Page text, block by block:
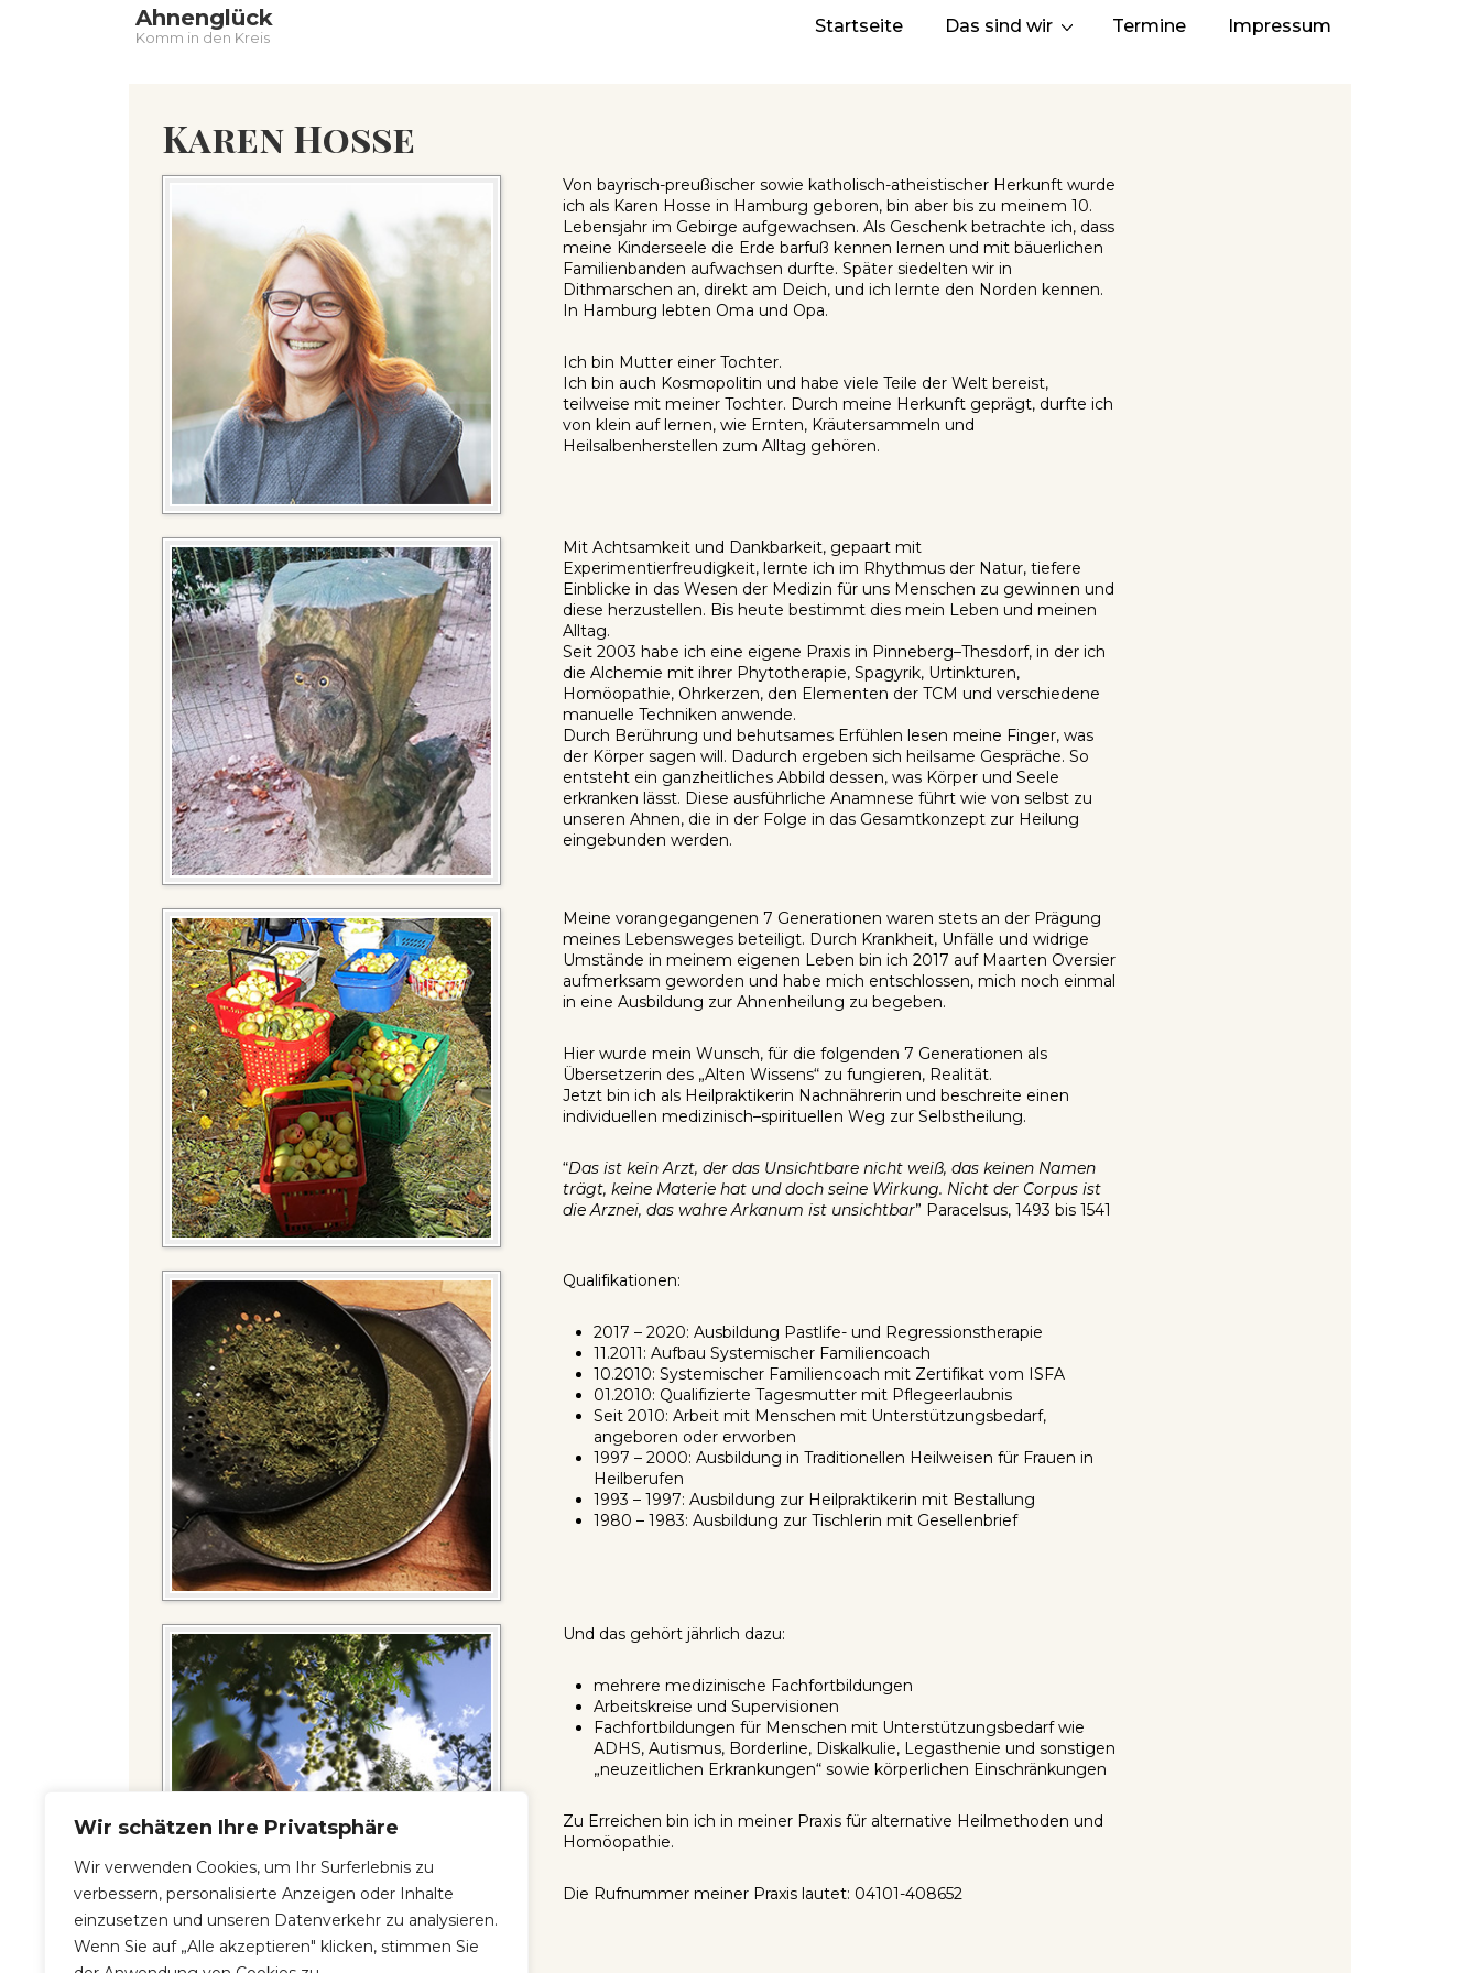
Wir schätzen Ihre Privatsphäre
Wir verwenden Cookies, um Ihr Surferlebnis zu
verbessern, personalisierte Anzeigen oder Inhalte
einzusetzen und unseren Datenverkehr zu analysieren.
Wenn Sie auf „Alle akzeptieren" klicken, stimmen Sie
Ahnenglück
Komm in den Kreis
Startseite Das sind wir Termine Impressum
Karen Hosse
Von bayrisch-preußischer sowie katholisch-atheistischer Herkunft wurde
ich als Karen Hosse in Hamburg geboren, bin aber bis zu meinem 10.
Lebensjahr im Gebirge aufgewachsen. Als Geschenk betrachte ich, dass
meine Kinderseele die Erde barfuß kennen lernen und mit bäuerlichen
Familienbanden aufwachsen durfte. Später siedelten wir in
Dithmarschen an, direkt am Deich, und ich lernte den Norden kennen.
In Hamburg lebten Oma und Opa.
Ich bin Mutter einer Tochter.
Ich bin auch Kosmopolitin und habe viele Teile der Welt bereist,
teilweise mit meiner Tochter. Durch meine Herkunft geprägt, durfte ich
von klein auf lernen, wie Ernten, Kräutersammeln und
Heilsalbenherstellen zum Alltag gehören.
Mit Achtsamkeit und Dankbarkeit, gepaart mit
Experimentierfreudigkeit, lernte ich im Rhythmus der Natur, tiefere
Einblicke in das Wesen der Medizin für uns Menschen zu gewinnen und
diese herzustellen. Bis heute bestimmt dies mein Leben und meinen
Alltag.
Seit 2003 habe ich eine eigene Praxis in Pinneberg–Thesdorf, in der ich
die Alchemie mit ihrer Phytotherapie, Spagyrik, Urtinkturen,
Homöopathie, Ohrkerzen, den Elementen der TCM und verschiedene
manuelle Techniken anwende.
Durch Berührung und behutsames Erfühlen lesen meine Finger, was
der Körper sagen will. Dadurch ergeben sich heilsame Gespräche. So
entsteht ein ganzheitliches Abbild dessen, was Körper und Seele
erkranken lässt. Diese ausführliche Anamnese führt wie von selbst zu
unseren Ahnen, die in der Folge in das Gesamtkonzept zur Heilung
eingebunden werden.
Meine vorangegangenen 7 Generationen waren stets an der Prägung
meines Lebensweges beteiligt. Durch Krankheit, Unfälle und widrige
Umstände in meinem eigenen Leben bin ich 2017 auf Maarten Oversier
aufmerksam geworden und habe mich entschlossen, mich noch einmal
in eine Ausbildung zur Ahnenheilung zu begeben.
Hier wurde mein Wunsch, für die folgenden 7 Generationen als
Übersetzerin des „Alten Wissens“ zu fungieren, Realität.
Jetzt bin ich als Heilpraktikerin Nachnährerin und beschreite einen
individuellen medizinisch–spirituellen Weg zur Selbstheilung.
“Das ist kein Arzt, der das Unsichtbare nicht weiß, das keinen Namen
trägt, keine Materie hat und doch seine Wirkung. Nicht der Corpus ist
die Arznei, das wahre Arkanum ist unsichtbar” Paracelsus, 1493 bis 1541
Qualifikationen:
2017 – 2020: Ausbildung Pastlife- und Regressionstherapie
11.2011: Aufbau Systemischer Familiencoach
10.2010: Systemischer Familiencoach mit Zertifikat vom ISFA
01.2010: Qualifizierte Tagesmutter mit Pflegeerlaubnis
Seit 2010: Arbeit mit Menschen mit Unterstützungsbedarf,
angeboren oder erworben
1997 – 2000: Ausbildung in Traditionellen Heilweisen für Frauen in
Heilberufen
1993 – 1997: Ausbildung zur Heilpraktikerin mit Bestallung
1980 – 1983: Ausbildung zur Tischlerin mit Gesellenbrief
Und das gehört jährlich dazu:
mehrere medizinische Fachfortbildungen
Arbeitskreise und Supervisionen
Fachfortbildungen für Menschen mit Unterstützungsbedarf wie
ADHS, Autismus, Borderline, Diskalkulie, Legasthenie und sonstigen
„neuzeitlichen Erkrankungen“ sowie körperlichen Einschränkungen
Zu Erreichen bin ich in meiner Praxis für alternative Heilmethoden und
Homöopathie.
Die Rufnummer meiner Praxis lautet: 04101-408652